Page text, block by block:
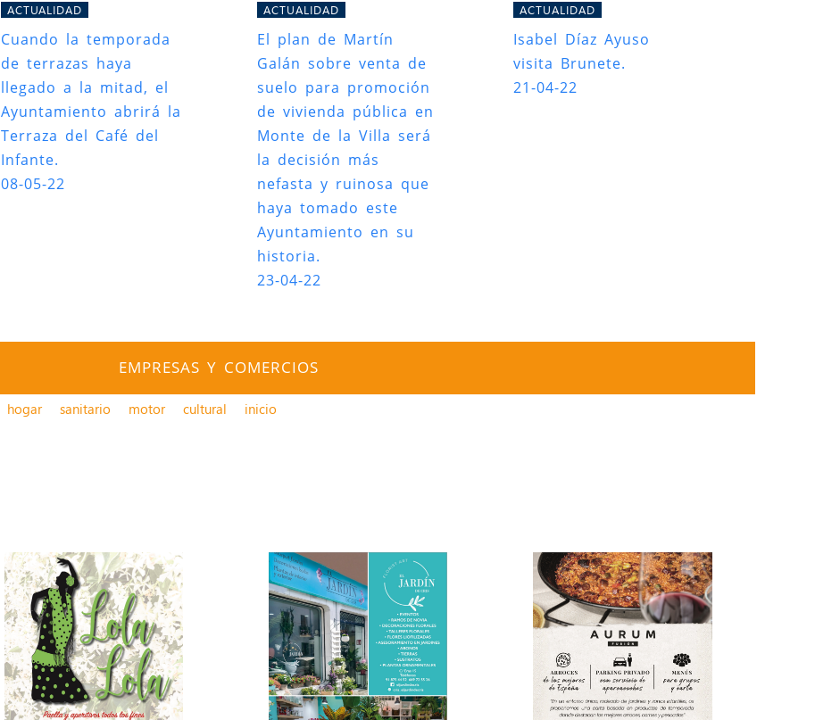
ACTUALIDAD
Cuando la temporada
de terrazas haya
llegado a la mitad, el
Ayuntamiento abrirá la
Terraza del Café del
Infante.
08-05-22
ACTUALIDAD
El plan de Martín
Galán sobre venta de
suelo para promoción
de vivienda pública en
Monte de la Villa será
la decisión más
nefasta y ruinosa que
haya tomado este
Ayuntamiento en su
historia.
23-04-22
ACTUALIDAD
Isabel Díaz Ayuso
visita Brunete.
21-04-22
EMPRESAS Y COMERCIOS
hogar sanitario motor cultural inicio